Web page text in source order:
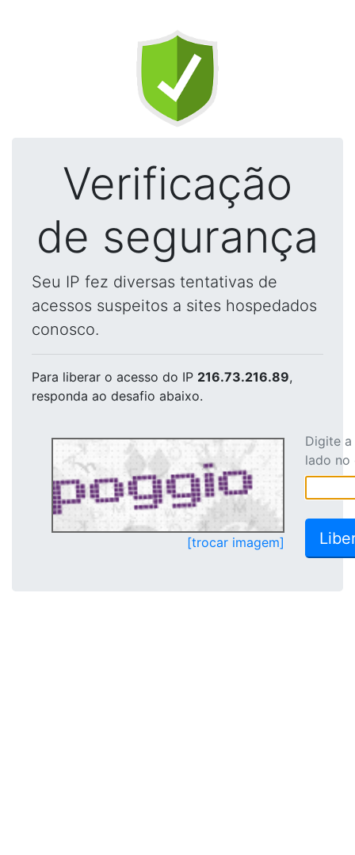
Verificação
de segurança
Seu IP fez diversas tentativas de
acessos suspeitos a sites hospedados
conosco.
Para liberar o acesso do IP 216.73.216.89,
responda ao desafio abaixo.
[trocar imagem]
Digite
lado no